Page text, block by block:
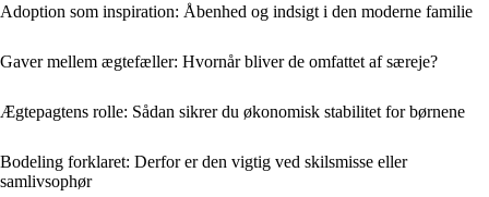
Adoption som inspiration: Åbenhed og indsigt i den moderne familie
Gaver mellem ægtefæller: Hvornår bliver de omfattet af særeje?
Ægtepagtens rolle: Sådan sikrer du økonomisk stabilitet for børnene
Bodeling forklaret: Derfor er den vigtig ved skilsmisse eller
samlivsophør